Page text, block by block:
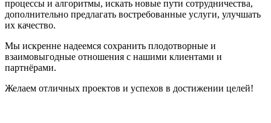
процессы и алгоритмы, искать новые пути сотрудничества,
дополнительно предлагать востребованные услуги, улучшать
их качество.
Мы искренне надеемся сохранить плодотворные и
взаимовыгодные отношения с нашими клиентами и
партнёрами.
Желаем отличных проектов и успехов в достижении целей!